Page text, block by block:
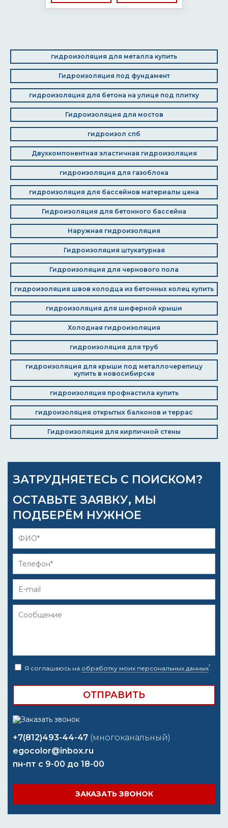
гидроизоляция для металла купить
Гидроизоляция под фундамент
гидроизоляция для бетона на улице под плитку
Гидроизоляция для мостов
гидроизол спб
Двухкомпонентная эластичная гидроизоляция
гидроизоляция для газоблока
гидроизоляция для бассейнов материалы цена
Гидроизоляция для бетонного бассейна
Наружная гидроизоляция
Гидроизоляция штукатурная
Гидроизоляция для чернового пола
гидроизоляция швов колодца из бетонных колец купить
гидроизоляция для шиферной крыши
Холодная гидроизоляция
гидроизоляция для труб
гидроизоляция для крыши под металлочерепицу
купить в новосибирске
гидроизоляция профнастила купить
гидроизоляция открытых балконов и террас
Гидроизоляция для кирпичной стены
ЗАТРУДНЯЕТЕСЬ С ПОИСКОМ?
ОСТАВЬТЕ ЗАЯВКУ, МЫ
ПОДБЕРЁМ НУЖНОЕ
Я соглашаюсь на обработку моих персональных данных*
+7(812)493-44-47 (многоканальный)
egocolor@inbox.ru
пн-пт с 9-00 до 18-00
ЗАКАЗАТЬ ЗВОНОК